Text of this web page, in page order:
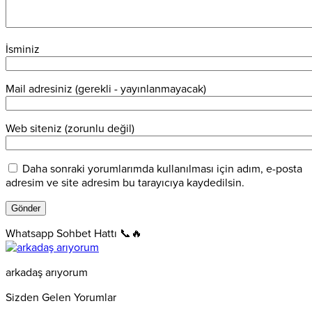
İsminiz
Mail adresiniz (gerekli - yayınlanmayacak)
Web siteniz (zorunlu değil)
Daha sonraki yorumlarımda kullanılması için adım, e-posta
adresim ve site adresim bu tarayıcıya kaydedilsin.
Whatsapp Sohbet Hattı 📞🔥
arkadaş arıyorum
Sizden Gelen Yorumlar